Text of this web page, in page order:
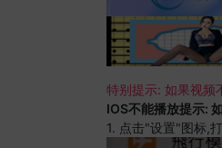
特别提示: 如果视频
IOS不能播放提示:
1. 点击"设置"图标,